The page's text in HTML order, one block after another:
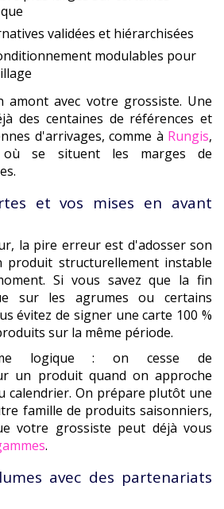
validées et hiérarchisées
modulables pour
amont avec votre grossiste. Une
des centaines de références et
d'arrivages, comme à Rungis,
où se situent les marges de
et vos mises en avant
la pire erreur est d'adosser son
structurellement instable
Si vous savez que la fin
sur les agrumes ou certains
évitez de signer une carte 100 %
sur la même période.
logique : on cesse de
un produit quand on approche
calendrier. On prépare plutôt une
famille de produits saisonniers,
votre grossiste peut déjà vous
.
avec des partenariats